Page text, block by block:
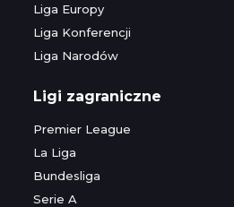
Liga Europy
Liga Konferencji
Liga Narodów
Ligi zagraniczne
Premier League
La Liga
Bundesliga
Serie A